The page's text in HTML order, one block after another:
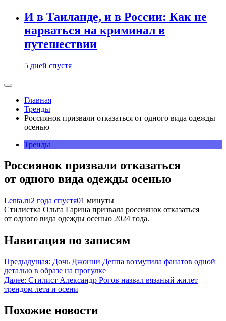
И в Таиланде, и в России: Как не
нарваться на криминал в
путешествии
5 дней спустя
Главная
Тренды
Россиянок призвали отказаться от одного вида одежды
осенью
Тренды
Россиянок призвали отказаться
от одного вида одежды осенью
Lenta.ru2 года спустя01 минуты
Стилистка Ольга Гарина призвала россиянок отказаться
от одного вида одежды осенью 2024 года.
Навигация по записям
Предыдущая: Дочь Джонни Деппа возмутила фанатов одной
деталью в образе на прогулке
Далее: Стилист Александр Рогов назвал вязаный жилет
трендом лета и осени
Похожие новости